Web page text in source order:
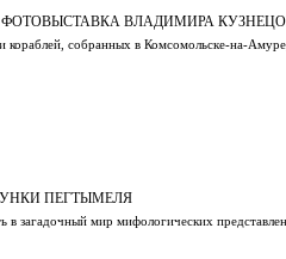
ВЛАДИМИРА
собранных в Комсомольске-на-
ПЕГТЫМЕЛЯ
в загадочный мир мифологических